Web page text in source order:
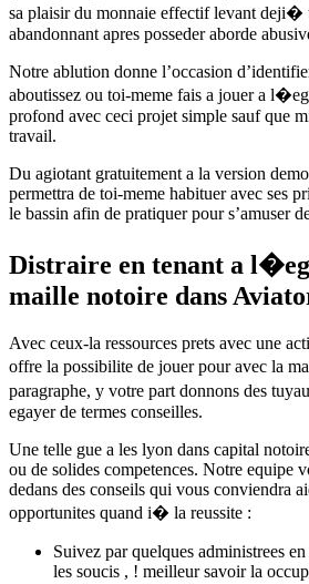
sa plaisir du monnaie effectif levant deji�
abandonnant apres posseder aborde
Notre ablution donne l’occasion
aboutissez ou toi-meme fais a jouer a
profond avec ceci projet simple sauf que
travail.
Du agiotant gratuitement a la version
permettra de toi-meme habituer avec ses
le bassin afin de pratiquer pour s’amuser
Distraire en tenant a
maille notoire dans
Avec ceux-la ressources prets avec une
offre la possibilite de jouer pour avec la
paragraphe, y votre part donnons des
egayer de termes conseilles.
Une telle gue a les lyon dans capital
ou de solides competences. Notre equipe
dedans des conseils qui vous conviendra
opportunites quand i� la reussite :
Suivez par quelques administrees
les soucis , ! meilleur savoir la